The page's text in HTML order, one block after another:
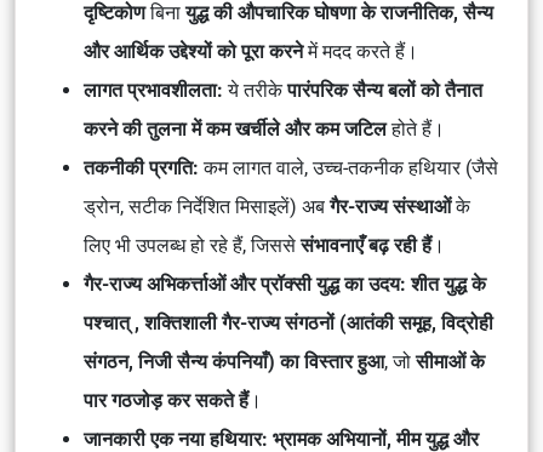
दृष्टिकोणबिनायुद्ध की औपचारिक घोषणा के राजनीतिक, सैन्य
और आर्थिक उद्देश्यों को पूरा करनेमें मदद करते हैं।
लागत प्रभावशीलता: ये तरीकेपारंपरिक सैन्य बलों को तैनात
करने की तुलना में कम खर्चीले और कम जटिलहोते हैं।
तकनीकी प्रगति: कम लागत वाले, उच्च-तकनीक हथियार (जैसे
ड्रोन, सटीक निर्देशित मिसाइलें) अबगैर-राज्य संस्थाओंके
लिए भी उपलब्ध हो रहे हैं, जिससेसंभावनाएँ बढ़ रही हैं।
गैर-राज्य अभिकर्त्ताओं और प्रॉक्सी युद्ध का उदय: शीत युद्ध के
पश्चात् , शक्तिशाली गैर-राज्य संगठनों (आतंकी समूह, विद्रोही
संगठन, निजी सैन्य कंपनियाँ) का विस्तार हुआ, जोसीमाओं के
पार गठजोड़ कर सकते हैं।
जानकारी एक नया हथियार: भ्रामक अभियानों, मीम युद्ध और